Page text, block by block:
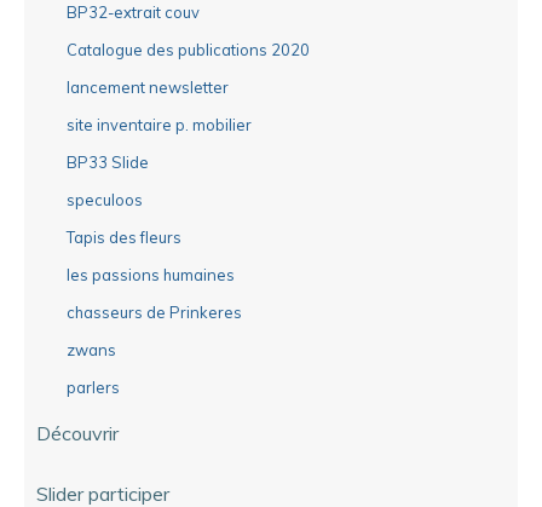
BP32-extrait couv
Catalogue des publications 2020
lancement newsletter
site inventaire p. mobilier
BP33 Slide
speculoos
Tapis des fleurs
les passions humaines
chasseurs de Prinkeres
zwans
parlers
Découvrir
Slider participer